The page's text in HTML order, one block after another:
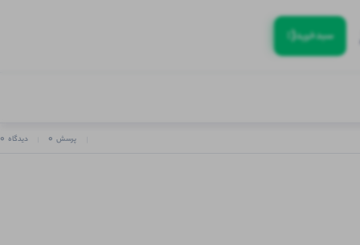
سبد‌خرید(:
پرسش 0 دیدگاه 0